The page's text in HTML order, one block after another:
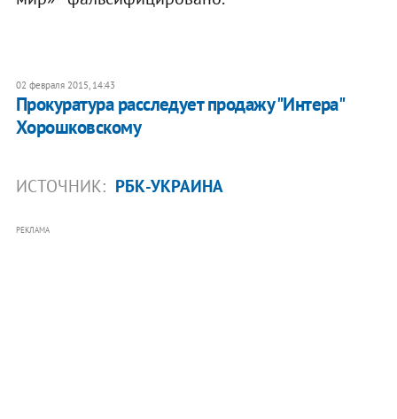
02 февраля 2015, 14:43
Прокуратура расследует продажу "Интера"
Хорошковскому
ИСТОЧНИК: РБК-УКРАИНА
РЕКЛАМА